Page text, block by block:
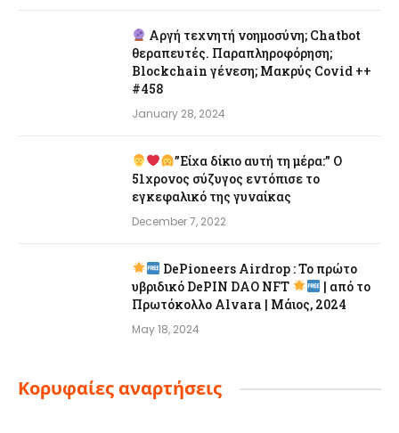
Αργή τεχνητή νοημοσύνη; Chatbot
θεραπευτές. Παραπληροφόρηση;
Blockchain γένεση; Μακρύς Covid ++
#458
January 28, 2024
”Είχα δίκιο αυτή τη μέρα:” Ο
51χρονος σύζυγος εντόπισε το
εγκεφαλικό της γυναίκας
December 7, 2022
DePioneers Airdrop : Το πρώτο
υβριδικό DePIN DAO NFT
| από το
Πρωτόκολλο Alvara | Μάιος, 2024
May 18, 2024
Κορυφαίες αναρτήσεις